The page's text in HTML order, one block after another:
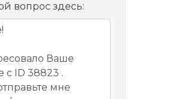
вопрос здесь: